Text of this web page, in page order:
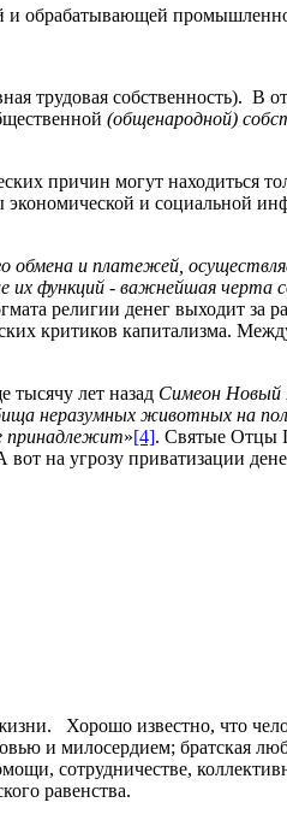
и обрабатывающей
трудовая собственность). В
(общенародной)
причин могут находиться
и социальной
обмена и платежей,
функций - важнейшая черта
религии денег выходит за
критиков капитализма.
тысячу лет назад Симеон Новый
неразумных животных на
принадлежит»[4]. Святые Отцы
на угрозу приватизации
Хорошо известно, что
и милосердием; братская
сотрудничестве,
равенства.